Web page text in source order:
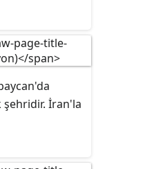
şehridir. İran'la